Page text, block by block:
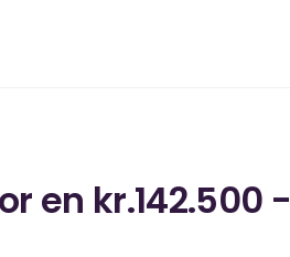
en kr.142.500